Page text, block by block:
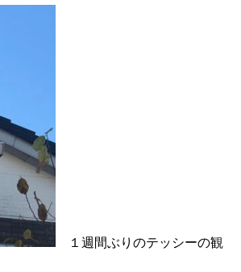
１週間ぶりのテッシーの観